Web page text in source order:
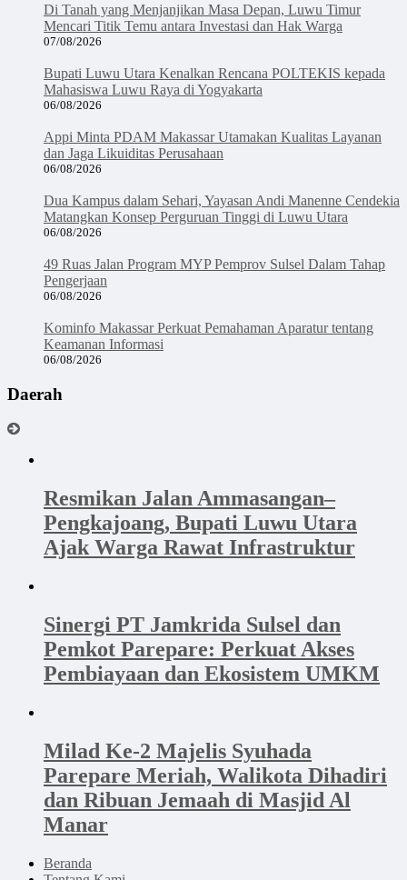
Di Tanah yang Menjanjikan Masa Depan, Luwu Timur
Mencari Titik Temu antara Investasi dan Hak Warga
07/08/2026
Bupati Luwu Utara Kenalkan Rencana POLTEKIS kepada
Mahasiswa Luwu Raya di Yogyakarta
06/08/2026
Appi Minta PDAM Makassar Utamakan Kualitas Layanan
dan Jaga Likuiditas Perusahaan
06/08/2026
Dua Kampus dalam Sehari, Yayasan Andi Manenne Cendekia
Matangkan Konsep Perguruan Tinggi di Luwu Utara
06/08/2026
49 Ruas Jalan Program MYP Pemprov Sulsel Dalam Tahap
Pengerjaan
06/08/2026
Kominfo Makassar Perkuat Pemahaman Aparatur tentang
Keamanan Informasi
06/08/2026
Daerah
Resmikan Jalan Ammasangan–
Pengkajoang, Bupati Luwu Utara
Ajak Warga Rawat Infrastruktur
Sinergi PT Jamkrida Sulsel dan
Pemkot Parepare: Perkuat Akses
Pembiayaan dan Ekosistem UMKM
Milad Ke-2 Majelis Syuhada
Parepare Meriah, Walikota Dihadiri
dan Ribuan Jemaah di Masjid Al
Manar
Beranda